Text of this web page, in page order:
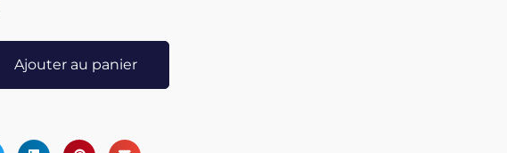
Ajouter au panier